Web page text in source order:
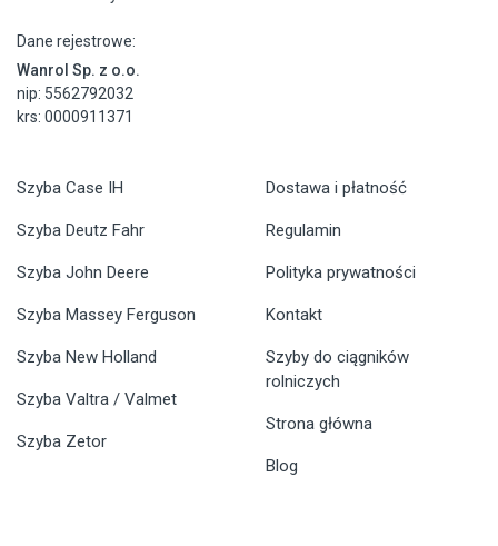
Dane rejestrowe:
Wanrol Sp. z o.o.
nip: 5562792032
krs: 0000911371
Szyba Case IH
Szyba Deutz Fahr
Szyba John Deere
Szyba Massey Ferguson
Szyba New Holland
Szyba Valtra / Valmet
Szyba Zetor
Dostawa i płatność
Regulamin
Polityka prywatności
Kontakt
Szyby do ciągników
rolniczych
Strona główna
Blog